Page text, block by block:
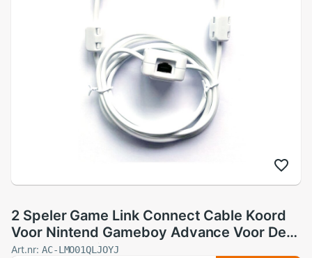
2 Speler Game Link Connect Cable Koord
Voor Nintend Gameboy Advance Voor De
Gba Kabel Wit
Art.nr: AC-LMO01QLJOYJ